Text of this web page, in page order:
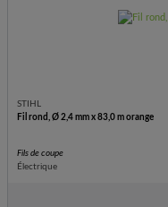
STIHL
Fil rond, Ø 2,4 mm x 83,0 m orange
Fils de coupe
Électrique